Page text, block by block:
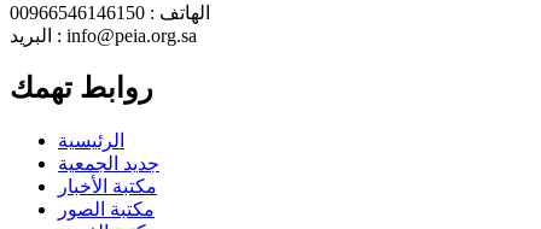
الهاتف : 00966546146150
البريد : info@peia.org.sa
روابط تهمك
الرئيسية
جديد الجمعية
مكتبة الأخبار
مكتبة الصور